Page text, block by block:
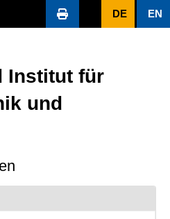
DE EN
Institut für
und